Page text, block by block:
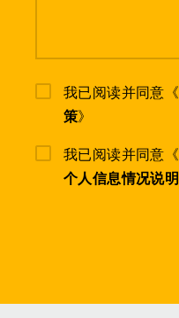
我已阅读并同意《
策》
我已阅读并同意《
个人信息情况说明